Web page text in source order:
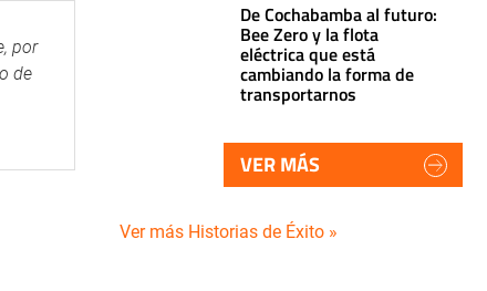
por
de
De Cochabamba al futuro:
Bee Zero y la flota
eléctrica que está
cambiando la forma de
transportarnos
VER MÁS
Ver más Historias de Éxito »